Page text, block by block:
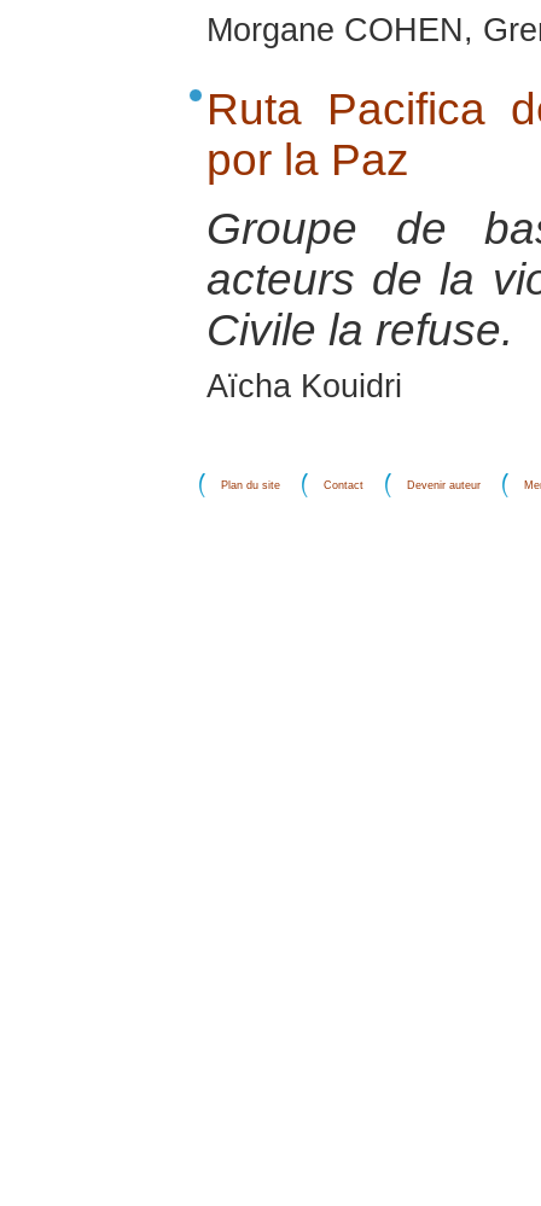
Morgane COHEN,
Ruta Pacifica
por la Paz
Groupe de
acteurs de la
Civile la refuse.
Aïcha Kouidri
Plan du site Contact Devenir auteur